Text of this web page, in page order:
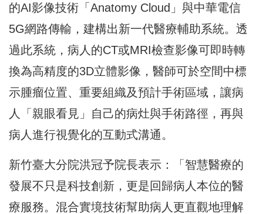
的AI影像技術「Anatomy Cloud」與中華電信
5G網路傳輸，建構出新一代醫療輔助系統。透
過此系統，病人的CT或MRI檢查影像可即時轉
換為高精度的3D立體影像，醫師可於空間中標
示腫瘤位置、重要組織及預計手術區域，讓病
人「親眼看見」自己的病灶與手術路徑，再與
病人進行視覺化的互動式溝通。
新竹臺大分院洪冠予院長表示：「智慧醫療的
發展不只是科技創新，更是回歸病人本位的醫
療服務。混合實境技術幫助病人更直觀地理解